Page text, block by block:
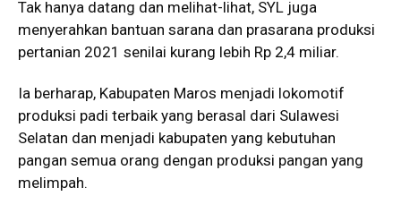
Tak hanya datang dan melihat-lihat, SYL juga
menyerahkan bantuan sarana dan prasarana produksi
pertanian 2021 senilai kurang lebih Rp 2,4 miliar.
Ia berharap, Kabupaten Maros menjadi lokomotif
produksi padi terbaik yang berasal dari Sulawesi
Selatan dan menjadi kabupaten yang kebutuhan
pangan semua orang dengan produksi pangan yang
melimpah.